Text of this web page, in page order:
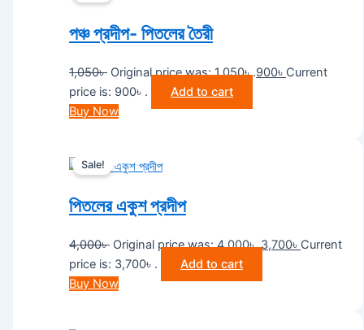
পঞ্চ প্রদীপ- পিতলের তৈরী
1,050৳ Original price was: 1,050৳ .900৳ Current
price is: 900৳ .
Add to cart
Buy Now
Sale!
পিতলের একুশ প্রদীপ
4,000৳ Original price was: 4,000৳ .3,700৳ Current
price is: 3,700৳ .
Add to cart
Buy Now